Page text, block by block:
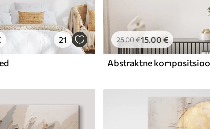
21 25.00€15.00 €